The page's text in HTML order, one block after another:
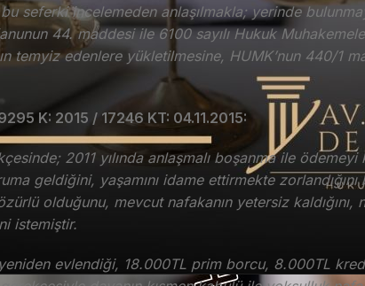
seferki incelemeden anlaşılmakla; yerinde
44. maddesi ile 6100 sayılı Hukuk
temyiz edenlere yükletilmesine, HUMK’nun 440/1
K: 2015 / 17246 KT: 04.11.2015:
2011 yılında anlaşmalı boşanma ile
geldiğini, yaşamını idame ettirmekte
olduğunu, mevcut nafakanın yetersiz
istemiştir.
yeniden evlendiği, 18.000TL prim borcu, 8.000TL